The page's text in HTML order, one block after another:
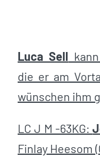
Luca Sell
die er am
wünschen ihm
LC J M -63KG:
Finlay Heesom